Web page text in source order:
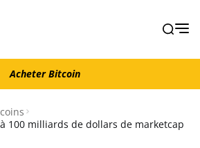
Acheter Bitcoin
Acheter Bitcoin
100 milliards de dollars de marketcap